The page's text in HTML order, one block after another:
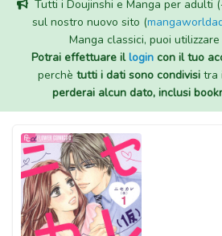
Tutti i Doujinshi e Manga per adulti
sul nostro nuovo sito (
Manga classici, puoi utilizzare
Potrai effettuare illogincon il tuo
perchè tutti i dati sono condivisi tra
perderai alcun dato, inclusi